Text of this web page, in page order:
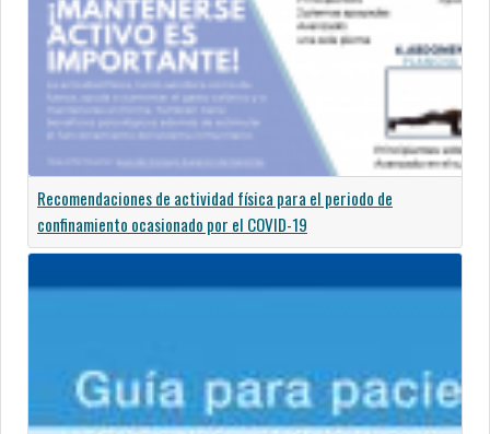
Recomendaciones de actividad física para el periodo de
confinamiento ocasionado por el COVID-19